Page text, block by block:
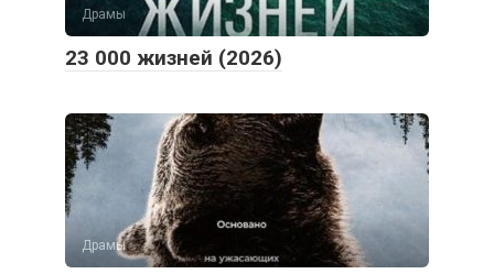
Драмы
23 000 жизней (2026)
Драмы